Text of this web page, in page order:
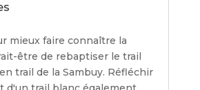
mieux faire connaître la
être de rebaptiser le trail
trail de la Sambuy. Réfléchir